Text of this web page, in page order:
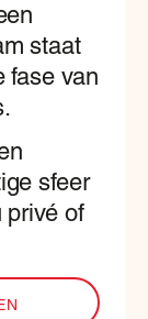
staat
fase van
sfeer
privé of